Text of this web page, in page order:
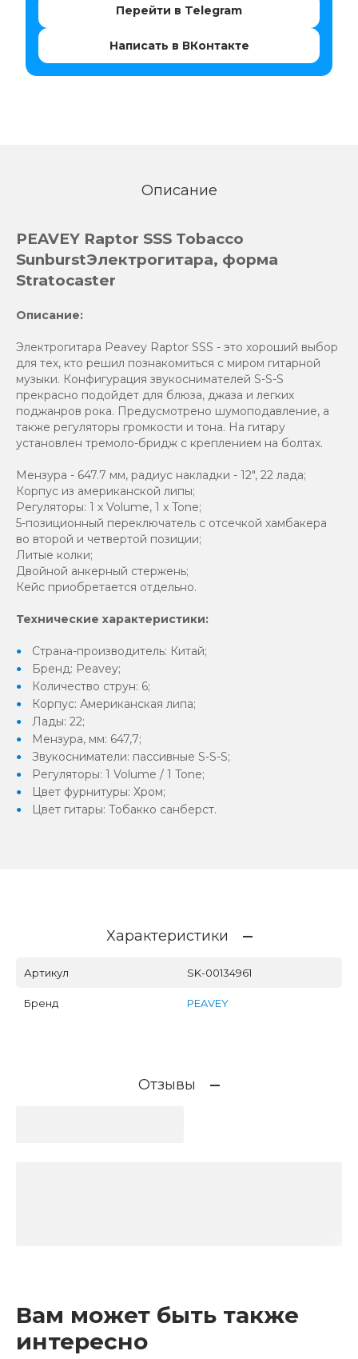
Перейти в Telegram
Написать в ВКонтакте
Описание
PEAVEY Raptor SSS Tobacco
SunburstЭлектрогитара, форма
Stratocaster
Описание:
Электрогитара Peavey Raptor SSS - это хороший выбор
для тех, кто решил познакомиться с миром гитарной
музыки. Конфигурация звукоснимателей S-S-S
прекрасно подойдет для блюза, джаза и легких
поджанров рока. Предусмотрено шумоподавление, а
также регуляторы громкости и тона. На гитару
установлен тремоло-бридж с креплением на болтах.
Мензура - 647.7 мм, радиус накладки - 12", 22 лада;
Корпус из американской липы;
Регуляторы: 1 x Volume, 1 x Tone;
5-позиционный переключатель с отсечкой хамбакера
во второй и четвертой позиции;
Литые колки;
Двойной анкерный стержень;
Кейс приобретается отдельно.
Технические характеристики:
Страна-производитель: Китай;
Бренд: Peavey;
Количество струн: 6;
Корпус: Американская липа;
Лады: 22;
Мензура, мм: 647,7;
Звукосниматели: пассивные S-S-S;
Регуляторы: 1 Volume / 1 Tone;
Цвет фурнитуры: Хром;
Цвет гитары: Тобакко санберст.
Характеристики
Артикул SK-00134961
Бренд PEAVEY
Отзывы
Вам может быть также
интересно